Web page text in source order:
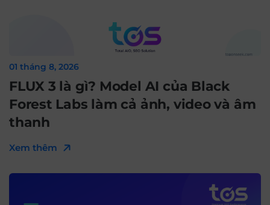
01 tháng 8, 2026
FLUX 3 là gì? Model AI của Black
Forest Labs làm cả ảnh, video và âm
thanh
Xem thêm